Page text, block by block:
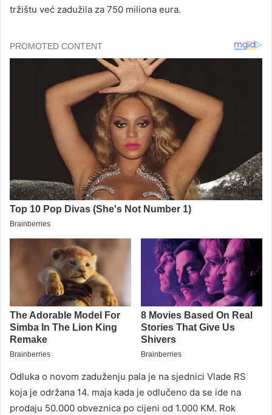
tržištu već zadužila za 750 miliona eura.
Odluka o novom zaduženju pala je na sjednici Vlade RS
koja je održana 14. maja kada je odlučeno da se ide na
prodaju 50.000 obveznica po cijeni od 1.000 KM. Rok